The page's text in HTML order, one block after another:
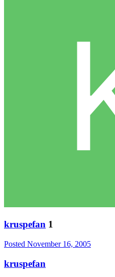
kruspefan 1
Posted November 16, 2005
kruspefan